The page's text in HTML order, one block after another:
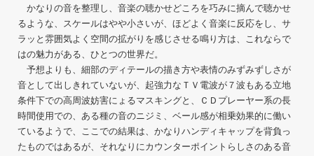
かなりの音を整理し、音楽の聴かせどころを巧みに摘んで聴かせ
るような、スケールはやや小さいが、ほどよく音楽に反応をし、サ
ラッと雰囲気よく空間の拡がりを感じさせる鳴り方は、これならで
はの魅力がある、ひとつの世界だ。
予想よりも、細部のディテールの描き方や表情のみずみずしさが
音として出しきれていないが、起強力なＴＶ電波が７波もある立地
条件下での高周波妨害にょるマスキングと、ＣＤプレーヤー系の長
時間使用での、ある種の音のニジミ、ベール感が相乗効果的に働い
ているようで、ここでの結果は、かなりハンディキャップを背負っ
たものではあるが、それなりにカウンターポイントらしさのある音